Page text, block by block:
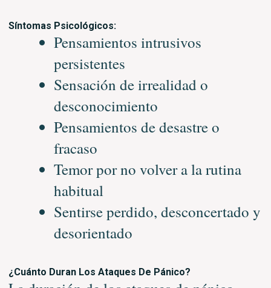
Síntomas Psicológicos:
Pensamientos intrusivos
persistentes
Sensación de irrealidad o
desconocimiento
Pensamientos de desastre o
fracaso
Temor por no volver a la rutina
habitual
Sentirse perdido, desconcertado y
desorientado
¿Cuánto Duran Los Ataques De Pánico?